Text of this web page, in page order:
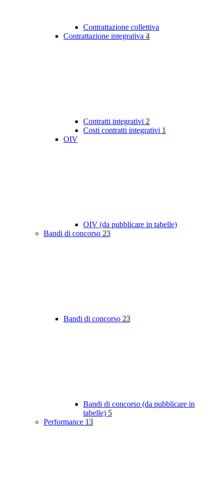
Contrattazione collettiva
Contrattazione integrativa 4
Contratti integrativi 2
Costi contratti integrativi 1
OIV
OIV (da pubblicare in tabelle)
Bandi di concorso 23
Bandi di concorso 23
Bandi di concorso (da pubblicare in
tabelle) 5
Performance 13